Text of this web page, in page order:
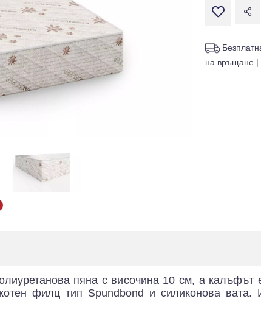
на връщане |
пяна с височина 10 см, а калъфът
филц тип Spundbond и силиконова вата.